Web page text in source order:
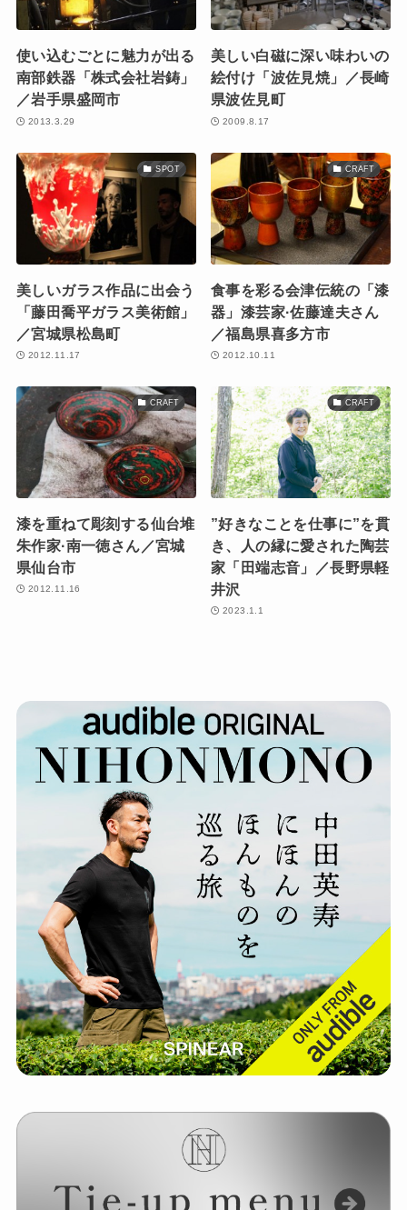
使い込むごとに魅力が出る
南部鉄器「株式会社岩鋳」
／岩手県盛岡市
2013.3.29
美しい白磁に深い味わいの
絵付け「波佐見焼」／長崎
県波佐見町
2009.8.17
SPOT
美しいガラス作品に出会う
「藤田喬平ガラス美術館」
／宮城県松島町
2012.11.17
CRAFT
食事を彩る会津伝統の「漆
器」漆芸家·佐藤達夫さん
／福島県喜多方市
2012.10.11
CRAFT
漆を重ねて彫刻する仙台堆
朱作家·南一徳さん／宮城
県仙台市
2012.11.16
CRAFT
”好きなことを仕事に”を貫
き、人の縁に愛された陶芸
家「田端志音」／長野県軽
井沢
2023.1.1